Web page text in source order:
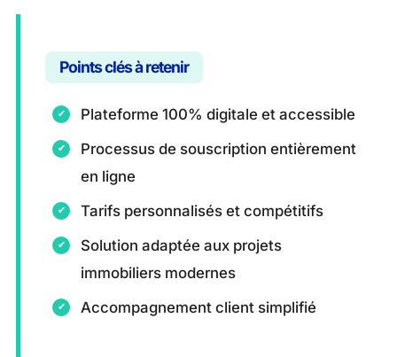
Points clés à retenir
Plateforme 100% digitale et accessible
Processus de souscription entièrement
en ligne
Tarifs personnalisés et compétitifs
Solution adaptée aux projets
immobiliers modernes
Accompagnement client simplifié